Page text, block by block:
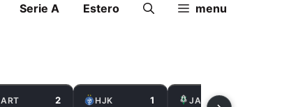
Serie A Estero menu
ART 2 HJK 1 JAB